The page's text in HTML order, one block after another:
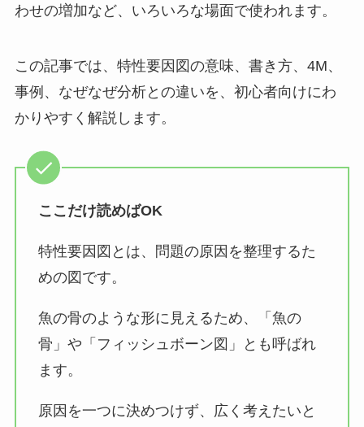
わせの増加など、いろいろな場面で使われます。
この記事では、特性要因図の意味、書き方、4M、
事例、なぜなぜ分析との違いを、初心者向けにわ
かりやすく解説します。
ここだけ読めばOK
特性要因図とは、問題の原因を整理するた
めの図です。
魚の骨のような形に見えるため、「魚の
骨」や「フィッシュボーン図」とも呼ばれ
ます。
原因を一つに決めつけず、広く考えたいと